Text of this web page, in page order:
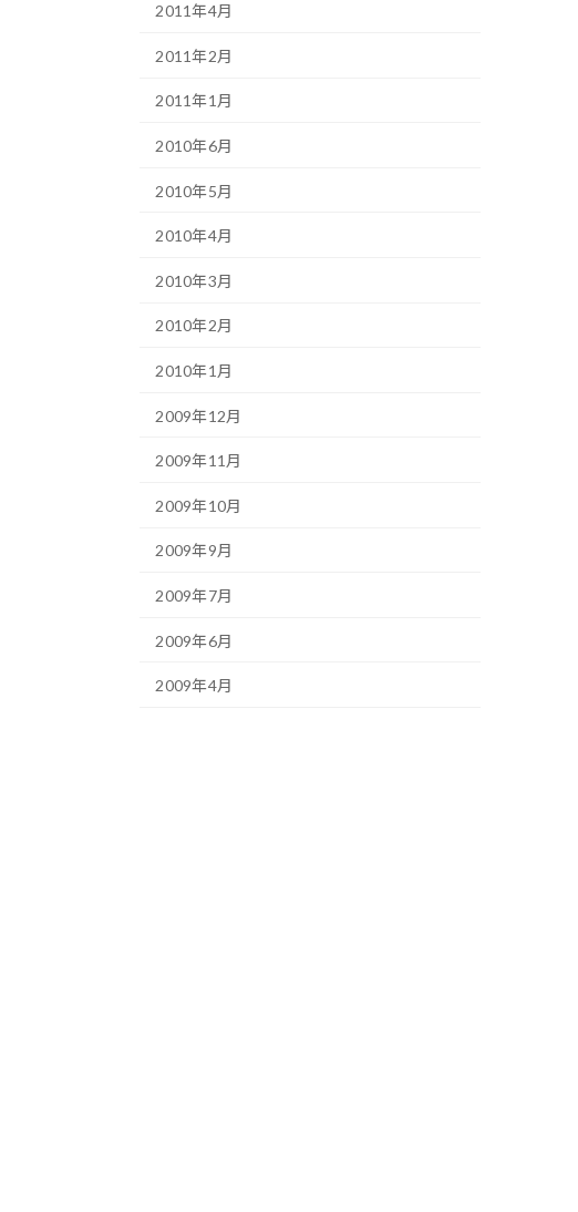
2011年4月
2011年2月
2011年1月
2010年6月
2010年5月
2010年4月
2010年3月
2010年2月
2010年1月
2009年12月
2009年11月
2009年10月
2009年9月
2009年7月
2009年6月
2009年4月